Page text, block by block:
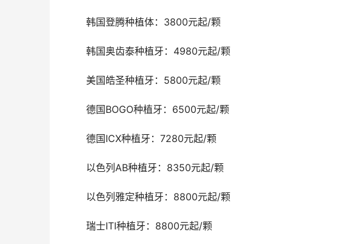
	韩国登腾种植体：3800元起/颗
	韩国奥齿泰种植牙：4980元起/颗
	美国皓圣种植牙：5800元起/颗
	德国BOGO种植牙：6500元起/颗
	德国ICX种植牙：7280元起/颗
	以色列AB种植牙：8350元起/颗
	以色列雅定种植牙：8800元起/颗
	瑞士ITI种植牙：8800元起/颗